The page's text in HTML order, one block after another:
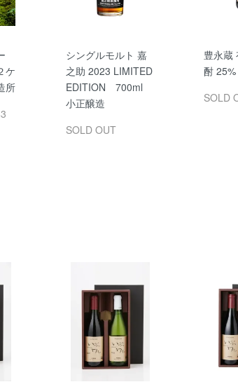
ケ
所
シングルモルト 嘉
之助 2023 LIMITED
EDITION 700ml
小正醸造
SOLD OUT
豊永蔵
酎
SOLD